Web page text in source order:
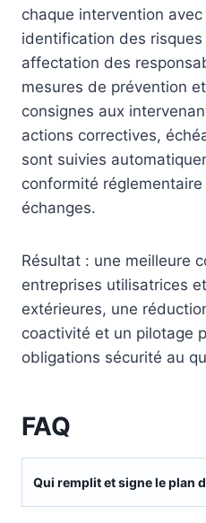
chaque intervention
identification des risques
affectation des
mesures de prévention
consignes aux
actions correctives,
sont suivies
conformité
échanges.
Résultat : une meilleure
entreprises utilisatrices
extérieures, une
coactivité et un pilotage
obligations sécurité au
FAQ
Qui remplit et signe le plan